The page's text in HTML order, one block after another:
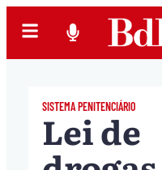
SISTEMA PENITENCIÁRIO
Lei de